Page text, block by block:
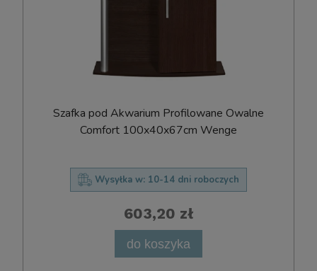
Szafka pod Akwarium Profilowane Owalne
Comfort 100x40x67cm Wenge
Wysyłka w: 10-14 dni roboczych
603,20 zł
do koszyka